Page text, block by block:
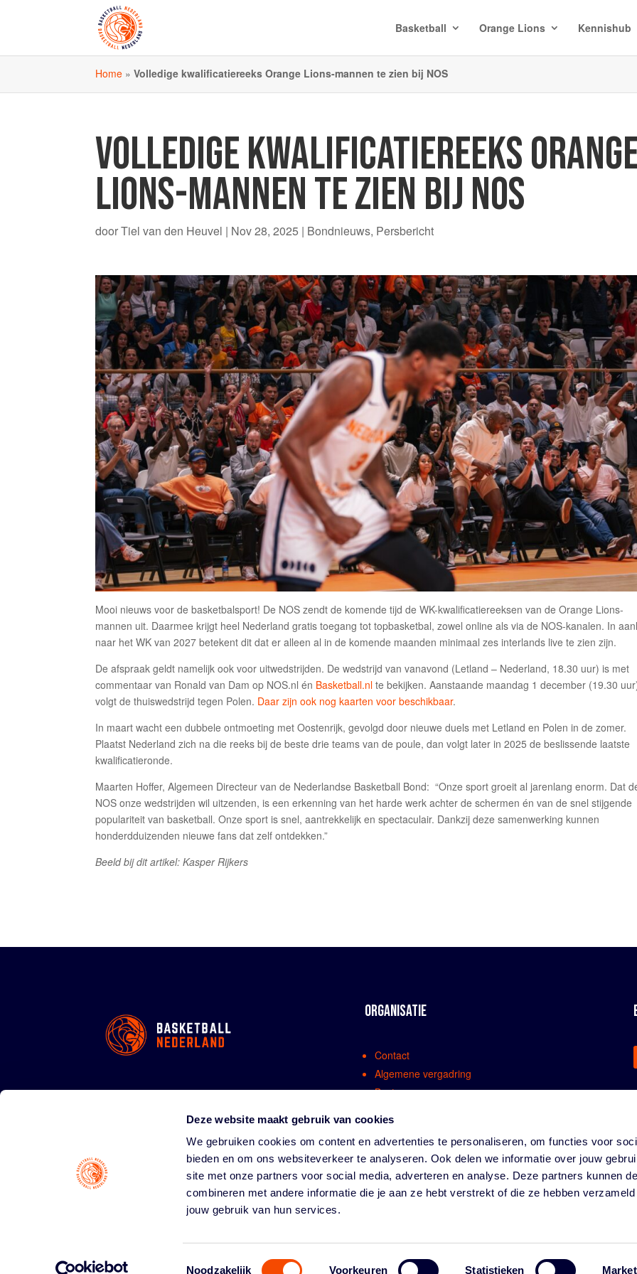
Deze website maakt gebruik van cookies
We gebruiken cookies om content en advertenties te personaliseren, om functies voor
bieden en om ons websiteverkeer te analyseren. Ook delen we informatie over jouw
site met onze partners voor social media, adverteren en analyse. Deze partners kunnen
combineren met andere informatie die je aan ze hebt verstrekt of die ze hebben
jouw gebruik van hun services.
Toestemmingsselectie
Noodzakelijk Voorkeuren Statistieken
Basketball Orange Lions Kennishub
Home »Volledige kwalificatiereeks Orange Lions-mannen te zien bij NOS
VOLLEDIGE KWALIFICATIEREEKS
LIONS-MANNEN TE ZIEN BIJ NOS
doorTiel van den Heuvel | Nov 28, 2025 | Bondnieuws, Persbericht
Mooi nieuws voor de basketbalsport! De NOS zendt de komende tijd de WK-kwalificatiereeksen van de Orange Lions-
mannen uit. Daarmee krijgt heel Nederland gratis toegang tot topbasketbal, zowel online als via de NOS-kanalen. In
naar het WK van 2027 betekent dit dat er alleen al in de komende maanden minimaal zes interlands live te zien zijn.
De afspraak geldt namelijk ook voor uitwedstrijden. De wedstrijd van vanavond (Letland – Nederland, 18.30 uur) is met
commentaar van Ronald van Dam op NOS.nl én Basketball.nl te bekijken. Aanstaande maandag 1 december (19.30
volgt de thuiswedstrijd tegen Polen. Daar zijn ook nog kaarten voor beschikbaar.
In maart wacht een dubbele ontmoeting met Oostenrijk, gevolgd door nieuwe duels met Letland en Polen in de zomer.
Plaatst Nederland zich na die reeks bij de beste drie teams van de poule, dan volgt later in 2025 de beslissende laatste
kwalificatieronde.
Maarten Hoffer, Algemeen Directeur van de Nederlandse Basketball Bond: “Onze sport groeit al jarenlang enorm. Dat
NOS onze wedstrijden wil uitzenden, is een erkenning van het harde werk achter de schermen én van de snel stijgende
populariteit van basketball. Onze sport is snel, aantrekkelijk en spectaculair. Dankzij deze samenwerking kunnen
honderdduizenden nieuwe fans dat zelf ontdekken.”
Beeld bij dit artikel: Kasper Rijkers
ORGANISATIE
Contact
Algemene vergadring
Bestuur
Bondsreglementen
Klachtenregeling
Partners
Vacatures